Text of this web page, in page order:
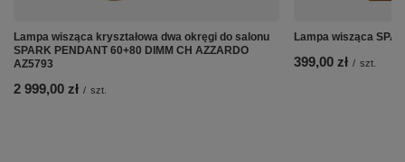
Lampa wisząca kryształowa dwa okręgi do salonu
SPARK PENDANT 60+80 DIMM CH AZZARDO
AZ5793
2 999,00 zł / szt.
Lampa wisząca
399,00 zł / szt.